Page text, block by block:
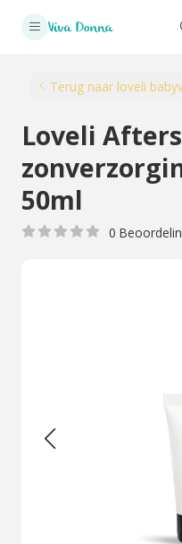
Terug naar loveli
Loveli
50ml
0